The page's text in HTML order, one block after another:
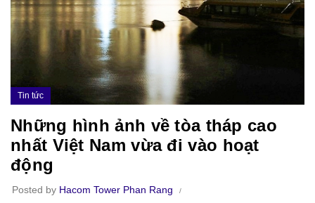
Tin tức
Những hình ảnh về tòa tháp cao
nhất Việt Nam vừa đi vào hoạt
động
Posted by Hacom Tower Phan Rang